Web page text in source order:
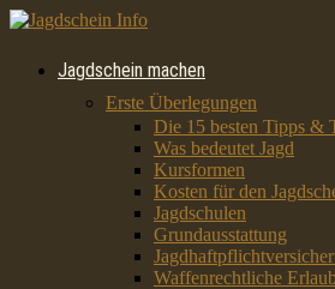
Jagdschein machen
Erste Überlegungen
Die 15 besten Tipps &
Was bedeutet Jagd
Kursformen
Kosten für den
Jagdschulen
Grundausstattung
Waffenrechtliche